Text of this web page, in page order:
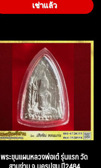
เช่าแล้ว
พระขุนแผนหลวงพ่อเต๋ รุ่นแรก วัด